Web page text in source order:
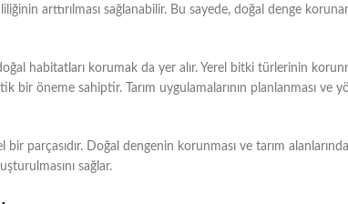
arttırılması sağlanabilir. Bu sayede, doğal denge
habitatları korumak da yer alır. Yerel bitki türlerinin
bir öneme sahiptir. Tarım uygulamalarının planlanması ve
parçasıdır. Doğal dengenin korunması ve tarım
sağlar.